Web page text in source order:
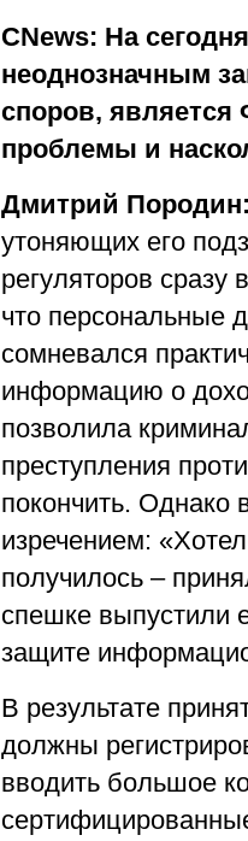
CNews: На
неоднозначным
споров, является
проблемы и
Дмитрий
утоняющих его
регуляторов
что персональные
сомневался
информацию о
позволила
преступления
покончить. Однако
изречением:
получилось –
спешке выпустили
защите
В результате
должны
вводить большое